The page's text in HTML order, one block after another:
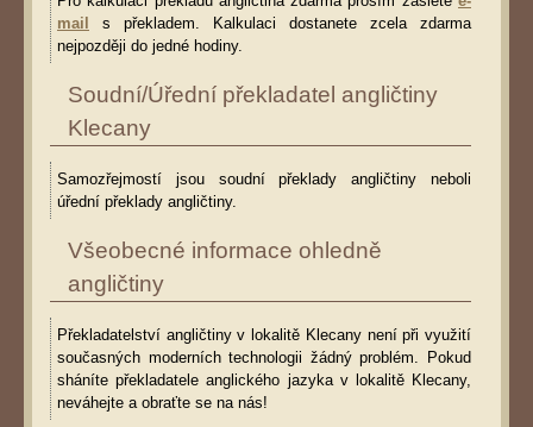
mail
s překladem. Kalkulaci dostanete zcela zdarma
nejpozději do jedné hodiny.
Soudní/Úřední překladatel angličtiny
Klecany
Samozřejmostí jsou soudní překlady angličtiny neboli
úřední překlady angličtiny.
Všeobecné informace ohledně
angličtiny
Překladatelství angličtiny v lokalitě Klecany není při využití
současných moderních technologii žádný problém. Pokud
sháníte překladatele anglického jazyka v lokalitě Klecany,
neváhejte a obraťte se na nás!